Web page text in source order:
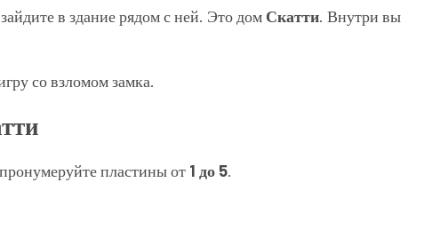
в здание рядом с ней. Это дом Скатти. Внутри вы
со взломом замка.
пластины от 1 до 5.